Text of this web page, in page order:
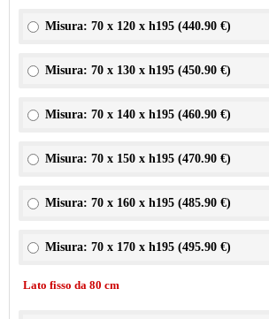
Misura: 70 x 120 x h195 (440.90 €)
Misura: 70 x 130 x h195 (450.90 €)
Misura: 70 x 140 x h195 (460.90 €)
Misura: 70 x 150 x h195 (470.90 €)
Misura: 70 x 160 x h195 (485.90 €)
Misura: 70 x 170 x h195 (495.90 €)
Lato fisso da 80 cm